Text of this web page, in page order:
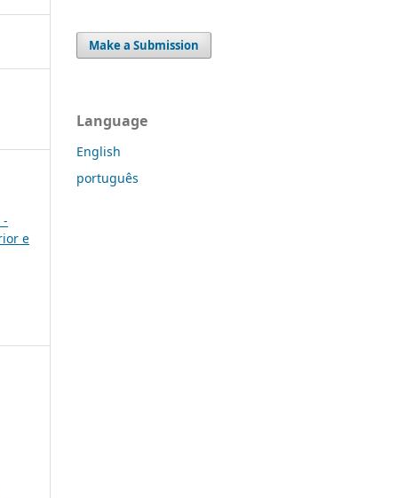
-
e
Make a Submission
Language
English
português